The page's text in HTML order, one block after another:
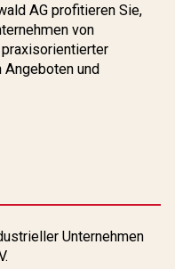
AG profitieren Sie,
von
und
Unternehmen